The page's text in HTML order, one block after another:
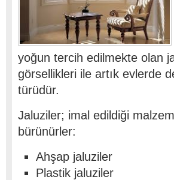
yoğun tercih edilmekte olan
görsellikleri ile artık evlerde
türüdür.
Jaluziler; imal edildiği
bürünürler:
Ahşap jaluziler
Plastik jaluziler